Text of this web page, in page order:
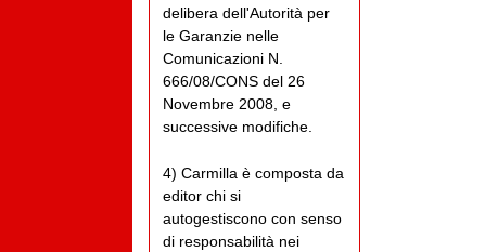
delibera dell'Autorità per
le Garanzie nelle
Comunicazioni N.
666/08/CONS del 26
Novembre 2008, e
successive modifiche.
4) Carmilla è composta da
editor chi si
autogestiscono con senso
di responsabilità nei